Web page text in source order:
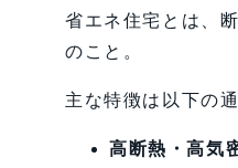
省エネ住宅とは、
のこと。
主な特徴は以下の通
高断熱・高気